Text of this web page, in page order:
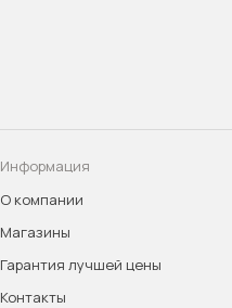
Информация
О компании
Магазины
Гарантия лучшей цены
Контакты